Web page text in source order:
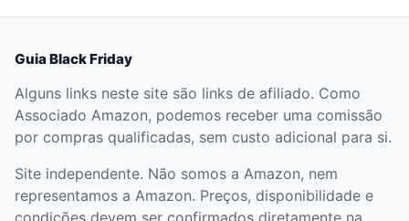
Guia Black Friday
Alguns links neste site são links de afiliado. Como
Associado Amazon, podemos receber uma comissão
por compras qualificadas, sem custo adicional para si.
Site independente. Não somos a Amazon, nem
representamos a Amazon. Preços, disponibilidade e
condições devem ser confirmados diretamente na